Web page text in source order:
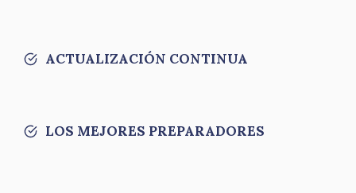
ACTUALIZACIÓN CONTINUA
LOS MEJORES PREPARADORES